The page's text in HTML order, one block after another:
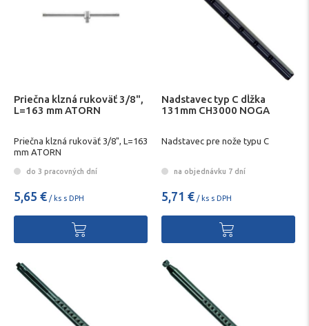
Priečna klzná rukoväť 3/8",
L=163 mm ATORN
Priečna klzná rukoväť 3/8", L=163
mm ATORN
do 3 pracovných dní
5,65 € / ks s DPH
Nadstavec typ C dĺžka
131mm CH3000 NOGA
Nadstavec pre nože typu C
na objednávku 7 dní
5,71 € / ks s DPH